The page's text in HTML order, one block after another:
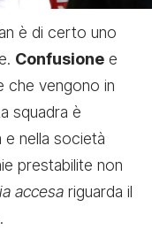
è di certo uno
Confusione e
che vengono in
squadra è
e nella società
prestabilite non
accesa riguarda il